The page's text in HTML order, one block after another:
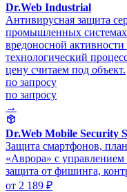
Dr.Web Industrial
Антивирусная защита
промышленных
вредоносной
технологический
цену считаем под объект.
по запросу
по запросу
→
Dr.Web Mobile Security
Защита смартфонов,
«Аврора» с
защита от фишинга,
от 2 189 ₽